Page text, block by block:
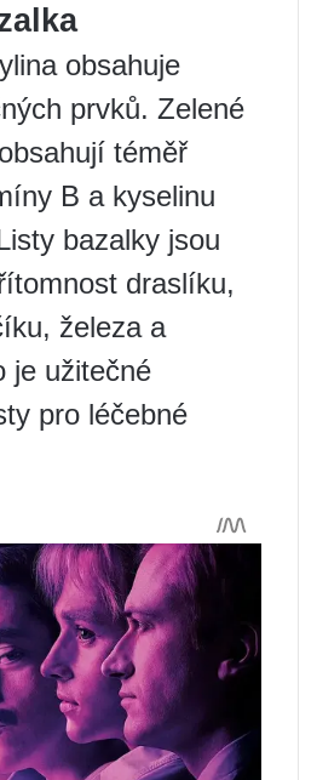
obsahuje
prvků. Zelené
téměř
B a kyselinu
bazalky jsou
draslíku,
železa a
je užitečné
pro léčebné